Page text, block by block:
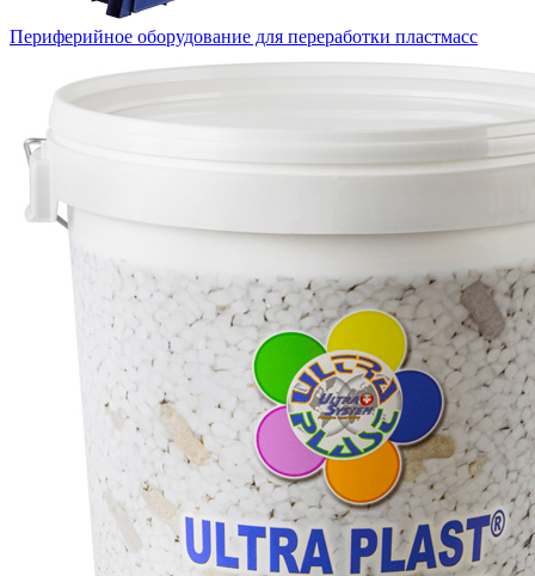
Периферийное оборудование для переработки пластмасс